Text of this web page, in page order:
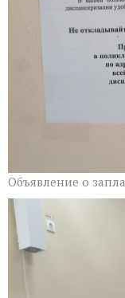
Объявление о